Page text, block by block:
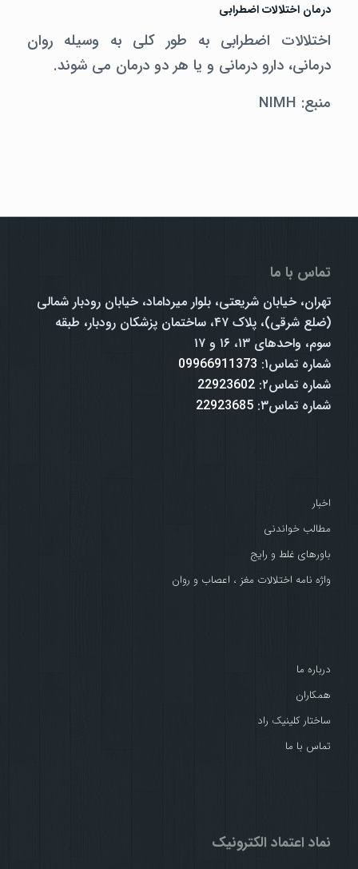
درمان اختلالات اضطرابی
اختلالات اضطرابی به طور کلی به وسیله روان
درمانی، دارو درمانی و یا هر دو درمان می شوند.
منبع: NIMH
تماس با ما
تهران، خیابان شریعتی، بلوار میرداماد، خیابان رودبار شمالی
(ضلع شرقی)، پلاک ۴۷، ساختمان پزشکان رودبار، طبقه
سوم، واحدهای ۱۳، ۱۶ و ۱۷
شماره تماس۱:
09966911373
شماره تماس۲:
22923602
شماره تماس۳:
22923685
اخبار
مطالب خواندنی
باورهای غلط و رایج
واژه نامه اختلالات مغز ، اعصاب و روان
درباره ما
همکاران
ساختار کلینیک راد
تماس با ما
نماد اعتماد الکترونیک